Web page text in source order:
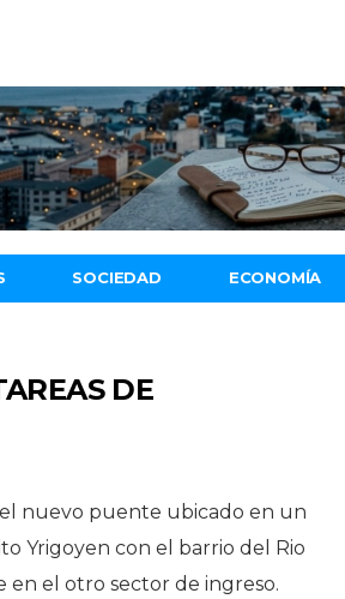
SOCIEDAD ECONOMÍA
DE
el nuevo puente ubicado en un
Yrigoyen con el barrio del Rio
el otro sector de ingreso.